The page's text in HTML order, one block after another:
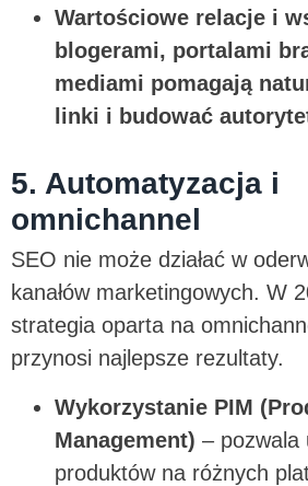
Wartościowe relacje i
blogerami, portalami
mediami pomagają
linki i budować
5. Automatyzacja i
omnichannel
SEO nie może działać w
kanałów marketingowych. W
strategia oparta na
przynosi najlepsze rezultaty.
Wykorzystanie PIM
Management) – pozwala
produktów na różnych